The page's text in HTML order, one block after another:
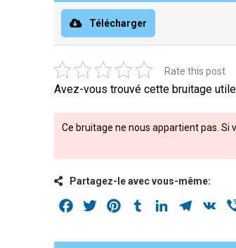
Télécharger
Rate this post
Avez-vous trouvé cette bruitage
Ce bruitage ne nous appartient pas.
Partagez-le avec vous-même:
Facebook
Twitter PinterestTumblrLinkedIn VK